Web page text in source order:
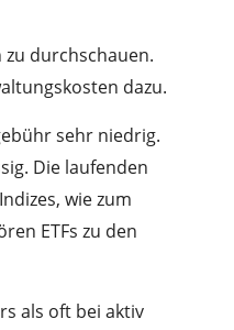
durchschauen.
dazu.
sehr niedrig.
Die laufenden
wie zum
ETFs zu den
als oft bei aktiv